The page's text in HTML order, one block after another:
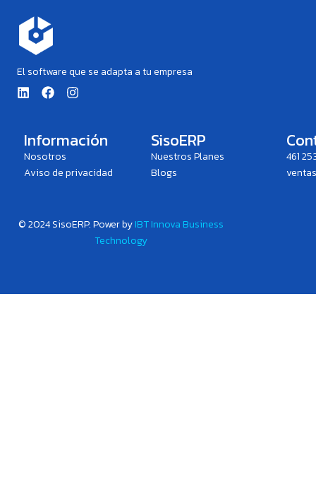
El software que se adapta a tu empresa
L
i
e
d
i
n
F
a
b
o
o
k
I
n
a
g
a
Información
Nosotros
Aviso de privacidad
SisoERP
Nuestros Planes
Blogs
461
© 2024 SisoERP. Power byIBT Innova Business
Technology